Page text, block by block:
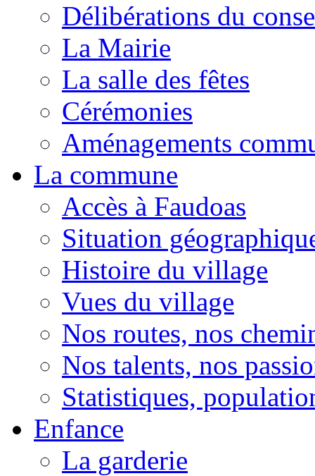
Délibérations du
La Mairie
La salle des fêtes
Cérémonies
Aménagements
La commune
Accès à Faudoas
Situation
Histoire du village
Vues du village
Nos routes, nos
Nos talents, nos
Statistiques,
Enfance
La garderie